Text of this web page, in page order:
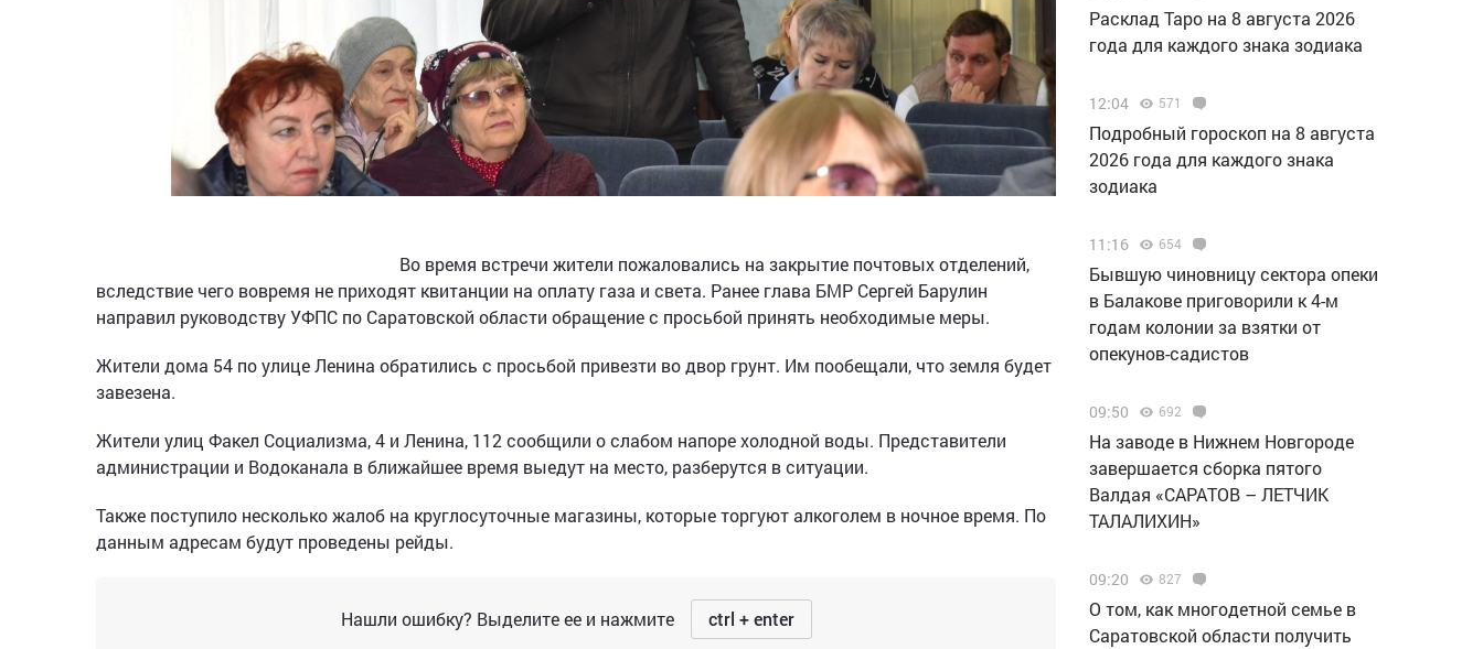
Во время встречи жители пожаловались на закрытие почтовых отделений,
вследствие чего вовремя не приходят квитанции на оплату газа и света. Ранее глава БМР Сергей Барулин
направил руководству УФПС по Саратовской области обращение с просьбой принять необходимые меры.
Жители дома 54 по улице Ленина обратились с просьбой привезти во двор грунт. Им пообещали, что земля будет
завезена.
Жители улиц Факел Социализма, 4 и Ленина, 112 сообщили о слабом напоре холодной воды. Представители
администрации и Водоканала в ближайшее время выедут на место, разберутся в ситуации.
Также поступило несколько жалоб на круглосуточные магазины, которые торгуют алкоголем в ночное время. По
данным адресам будут проведены рейды.
Нашли ошибку? Выделите ее и нажмите ctrl + enter
Расклад Таро на 8 августа 2026
года для каждого знака зодиака
12:04 571
Подробный гороскоп на 8 августа
2026 года для каждого знака
зодиака
11:16 654
Бывшую чиновницу сектора опеки
в Балакове приговорили к 4-м
годам колонии за взятки от
опекунов-садистов
09:50 692
Н️а заводе в Нижнем Новгороде
завершается сборка пятого
Валдая «САРАТОВ – ЛЕТЧИК
ТАЛАЛИХИН»
09:20 827
О том, как многодетной семье в
Саратовской области получить